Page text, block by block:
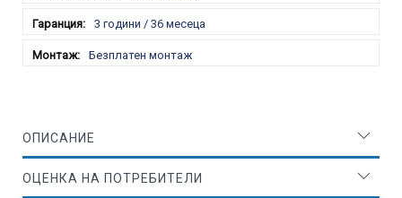
3 години / 36 месеца
Безплатен монтаж
ОПИСАНИЕ
ОЦЕНКА НА ПОТРЕБИТЕЛИ